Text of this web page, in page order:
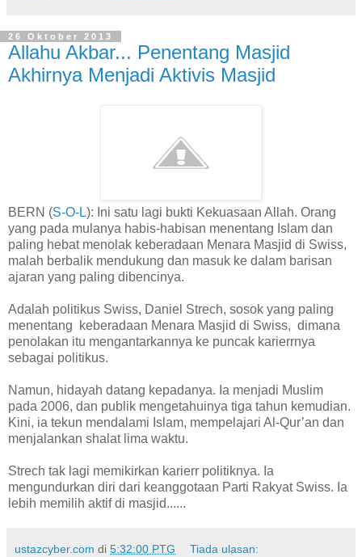
26 Oktober 2013
Allahu Akbar... Penentang Masjid
Akhirnya Menjadi Aktivis Masjid
BERN (S-O-L): Ini satu lagi bukti Kekuasaan Allah. Orang
yang pada mulanya habis-habisan menentang Islam dan
paling hebat menolak keberadaan Menara Masjid di Swiss,
malah berbalik mendukung dan masuk ke dalam barisan
ajaran yang paling dibencinya.
Adalah politikus Swiss, Daniel Strech, sosok yang paling
menentang keberadaan Menara Masjid di Swiss, dimana
penolakan itu mengantarkannya ke puncak karierrnya
sebagai politikus.
Namun, hidayah datang kepadanya. Ia menjadi Muslim
pada 2006, dan publik mengetahuinya tiga tahun kemudian.
Kini, ia tekun mendalami Islam, mempelajari Al-Qur’an dan
menjalankan shalat lima waktu.
Strech tak lagi memikirkan karierr politiknya. Ia
mengundurkan diri dari keanggotaan Parti Rakyat Swiss. Ia
lebih memilih aktif di masjid......
ustazcyber.com di 5:32:00 PTG Tiada ulasan: